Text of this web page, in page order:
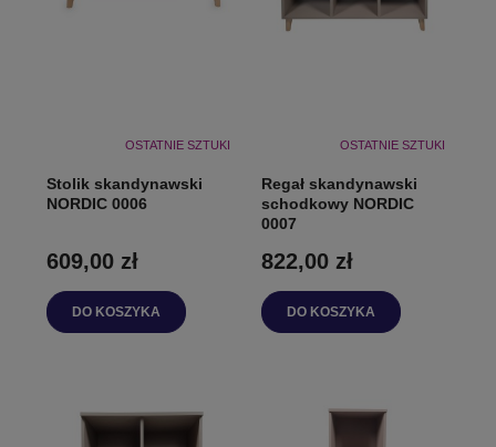
OSTATNIE SZTUKI
Stolik skandynawski
NORDIC 0006
609,00 zł
DO KOSZYKA
OSTATNIE SZTUKI
Regał skandynawski
schodkowy NORDIC
0007
822,00 zł
DO KOSZYKA